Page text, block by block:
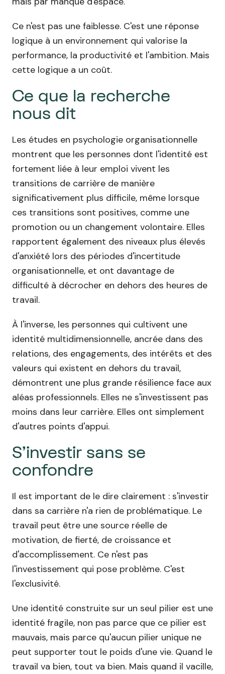
Ce n'est pas une faiblesse. C'est une réponse
logique à un environnement qui valorise la
performance, la productivité et l'ambition. Mais
cette logique a un coût.
Ce que la recherche
nous dit
Les études en psychologie organisationnelle
montrent que les personnes dont l'identité est
fortement liée à leur emploi vivent les
transitions de carrière de manière
significativement plus difficile, même lorsque
ces transitions sont positives, comme une
promotion ou un changement volontaire. Elles
rapportent également des niveaux plus élevés
d'anxiété lors des périodes d'incertitude
organisationnelle, et ont davantage de
difficulté à décrocher en dehors des heures de
travail.
À l'inverse, les personnes qui cultivent une
identité multidimensionnelle, ancrée dans des
relations, des engagements, des intérêts et des
valeurs qui existent en dehors du travail,
démontrent une plus grande résilience face aux
aléas professionnels. Elles ne s'investissent pas
moins dans leur carrière. Elles ont simplement
d'autres points d'appui.
S'investir sans se
confondre
Il est important de le dire clairement : s'investir
dans sa carrière n'a rien de problématique. Le
travail peut être une source réelle de
motivation, de fierté, de croissance et
d'accomplissement. Ce n'est pas
l'investissement qui pose problème. C'est
l'exclusivité.
Une identité construite sur un seul pilier est une
identité fragile, non pas parce que ce pilier est
mauvais, mais parce qu'aucun pilier unique ne
peut supporter tout le poids d'une vie. Quand le
travail va bien, tout va bien. Mais quand il vacille,